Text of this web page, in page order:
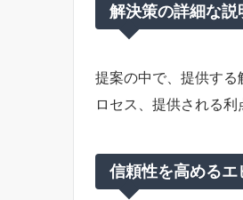
解決策の詳細な説
提案の中で、提供す
ロセス、提供される
信頼性を高める